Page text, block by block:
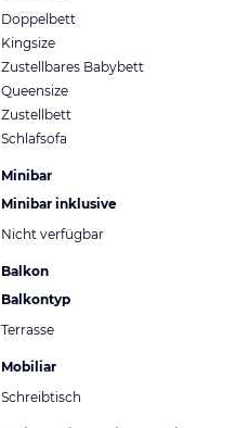
Doppelbett
Kingsize
Zustellbares Babybett
Queensize
Zustellbett
Schlafsofa
Minibar
Minibar inklusive
Nicht verfügbar
Balkon
Balkontyp
Terrasse
Mobiliar
Schreibtisch